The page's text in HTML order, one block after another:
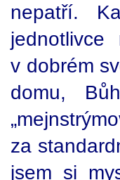
nepatří.
v dobrém
domu,
za
jsem si